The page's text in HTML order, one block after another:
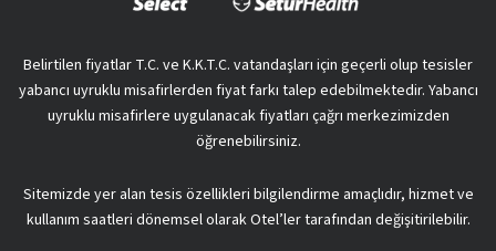
Belirtilen fiyatlar T.C. ve K.K.T.C. vatandaşları için geçerli olup tesisler
yabancı uyruklu misafirlerden fiyat farkı talep edebilmektedir. Yabancı
uyruklu misafirlere uygulanacak fiyatları çağrı merkezimizden
öğrenebilirsiniz.
Sitemizde yer alan tesis özellikleri bilgilendirme amaçlıdır, hizmet ve
kullanım saatleri dönemsel olarak Otel’ler tarafından değişitirilebilir.